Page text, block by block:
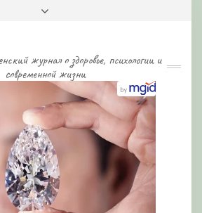
журнал о здоровье, психологии и
современной жизни